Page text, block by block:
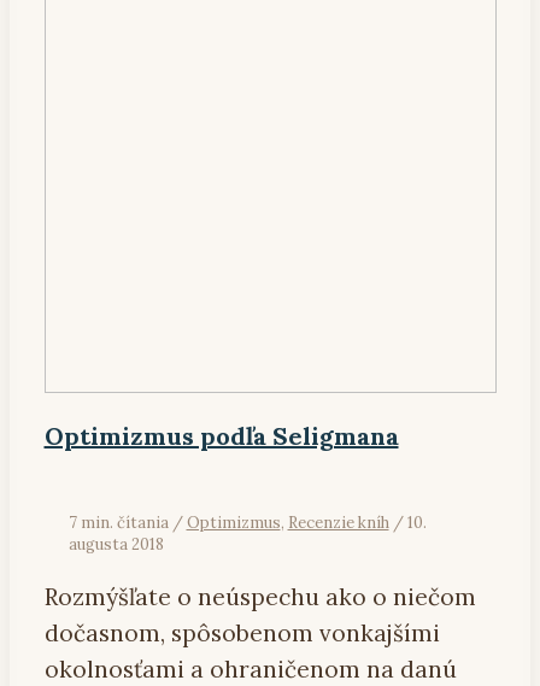
Optimizmus podľa Seligmana
7 min. čítania/Optimizmus, Recenzie kníh/10.
augusta 2018
Rozmýšľate o neúspechu ako o niečom
dočasnom, spôsobenom vonkajšími
okolnosťami a ohraničenom na danú